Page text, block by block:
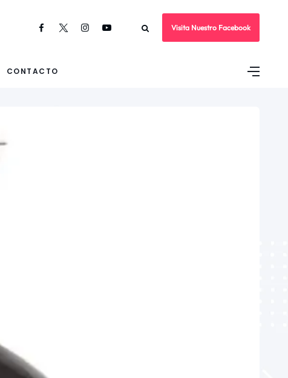
Visita Nuestro Facebook
CONTACTO